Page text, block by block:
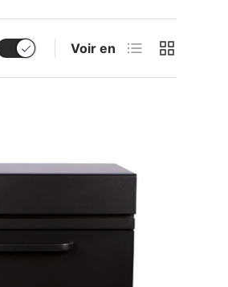
Voir en Liste Grille